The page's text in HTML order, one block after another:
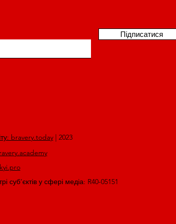
Підписатися
bravery.today| 2023
суб’єктів у сфері медіа: R40-05151